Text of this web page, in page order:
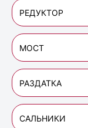
РЕДУКТОР
МОСТ
РАЗДАТКА
САЛЬНИКИ